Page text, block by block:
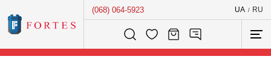
(068) 064-5923 UA / RU
Розумний пошук...